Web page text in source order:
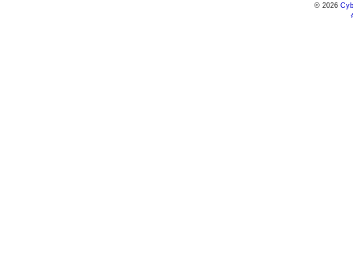
© 2026